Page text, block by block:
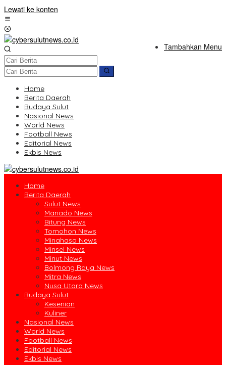
Lewati ke konten
Tambahkan Menu
Home
Berita Daerah
Budaya Sulut
Nasional News
World News
Football News
Editorial News
Ekbis News
Home
Berita Daerah
Sulut News
Manado News
Bitung News
Tomohon News
Minahasa News
Minsel News
Minut News
Bolmong Raya News
Mitra News
Nusa Utara News
Budaya Sulut
Kesenian
Kuliner
Nasional News
World News
Football News
Editorial News
Ekbis News